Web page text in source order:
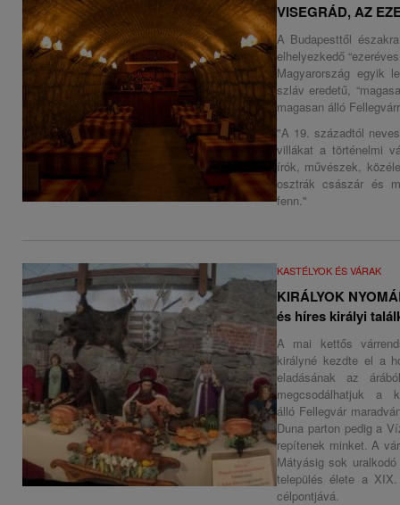
VISEGRÁD, AZ
A Budapesttől
elhelyezkedő
Magyarország egyik
szláv eredetű,
magasan álló
"A 19. századtól
villákat a történelmi
írók, művészek,
osztrák császár és
fenn."
KASTÉLYOK ÉS VÁRAK
KIRÁLYOK
és híres királyi
A mai kettős
királyné kezdte el a
eladásának az
megcsodálhatjuk a
álló Fellegvár
Duna parton pedig a
repítenek minket. A
Mátyásig sok
település élete a
célpontjává.